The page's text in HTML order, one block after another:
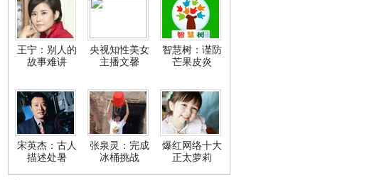
王宁：别人的
故事难讲
央视知性美女
主播文馨
智慧树：谨防
芒果皮炎
宋英杰：古人
描述处暑
张泉灵：完成
冰桶挑战
爆红网络十大
正太萝莉